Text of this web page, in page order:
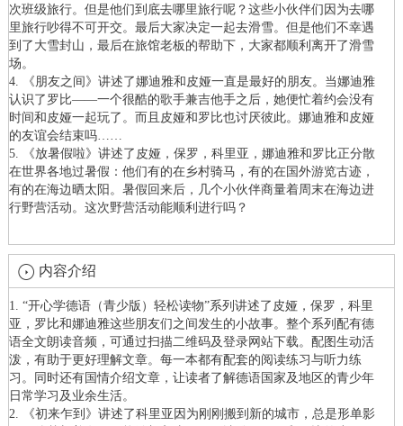
次班级旅行。但是他们到底去哪里旅行呢？这些小伙伴们因为去哪
里旅行吵得不可开交。最后大家决定一起去滑雪。但是他们不幸遇
到了大雪封山，最后在旅馆老板的帮助下，大家都顺利离开了滑雪
场。
4. 《朋友之间》讲述了娜迪雅和皮娅一直是最好的朋友。当娜迪雅
认识了罗比——一个很酷的歌手兼吉他手之后，她便忙着约会没有
时间和皮娅一起玩了。而且皮娅和罗比也讨厌彼此。娜迪雅和皮娅
的友谊会结束吗……
5. 《放暑假啦》讲述了皮娅，保罗，科里亚，娜迪雅和罗比正分散
在世界各地过暑假：他们有的在乡村骑马，有的在国外游览古迹，
有的在海边晒太阳。暑假回来后，几个小伙伴商量着周末在海边进
行野营活动。这次野营活动能顺利进行吗？
内容介绍
1. “开心学德语（青少版）轻松读物”系列讲述了皮娅，保罗，科里
亚，罗比和娜迪雅这些朋友们之间发生的小故事。整个系列配有德
语全文朗读音频，可通过扫描二维码及登录网站下载。配图生动活
泼，有助于更好理解文章。每一本都有配套的阅读练习与听力练
习。同时还有国情介绍文章，让读者了解德语国家及地区的青少年
日常学习及业余生活。
2. 《初来乍到》讲述了科里亚因为刚刚搬到新的城市，总是形单影